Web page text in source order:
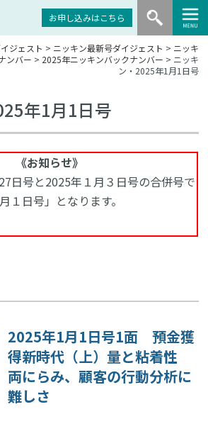
お申し込みはこちら
ジェスト > ニッキン最新号ダイジェスト > ニッキ
ンバー > 2025年ニッキンバックナンバー > ニッキ
ン・2025年1月1日号
年1月1日号
《お知らせ》
日号と2025年１月３日号の合併号で
月１日号」となります。
2025年1月1日号1面 預金獲
得新時代（上）量と粘着性
両にらみ、顧客の行動分析に
難しさ